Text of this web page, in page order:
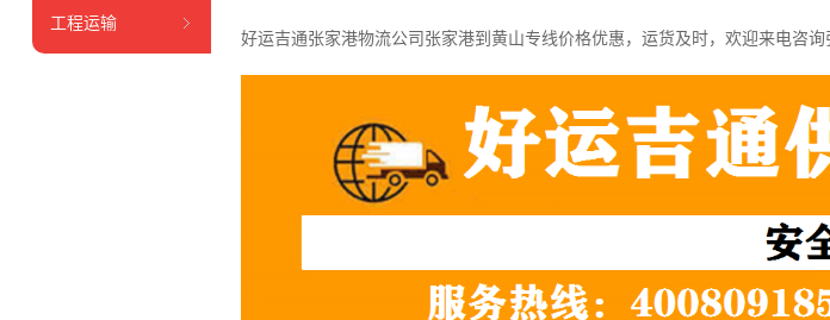
好运吉通张家港物流公司张家港到黄山专线价格优惠，运货及时，欢迎来电咨
工程运输